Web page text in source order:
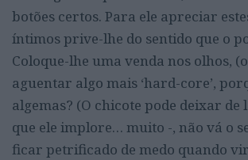
botões certos. Para ele apreciar
íntimos prive-lhe do sentido que o
Coloque-lhe uma venda nos olhos,
aguentar algo mais ‘hard-core’,
algemas? (O chicote pode deixar de
que ele implore… muito -, não vá o
ficar petrificado de medo quando